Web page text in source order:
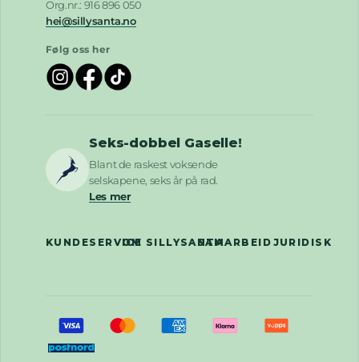
Org.nr.: 916 896 050
hei@sillysanta.no
Følg oss her
Seks-dobbel Gaselle!
Blant de raskest voksende
selskapene, seks år på rad.
Les mer
KUNDESERVICEOM SILLYSANTASAMARBEID JURIDISK